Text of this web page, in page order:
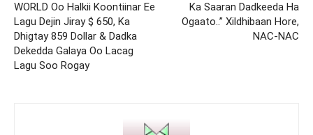
WORLD Oo Halkii Koontiinar Ee
Lagu Dejin Jiray $ 650, Ka
Dhigtay 859 Dollar & Dadka
Dekedda Galaya Oo Lacag
Lagu Soo Rogay
Ka Saaran Dadkeeda Ha
Ogaato..” Xildhibaan Hore,
NAC-NAC